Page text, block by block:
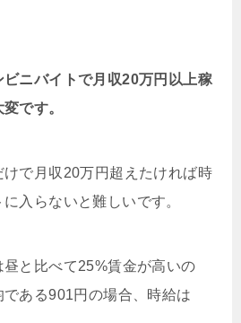
ニバイトで月収20万円以上稼
です。
けで月収20万円超えたければ時
入らないと難しいです。
と比べて25%賃金が高いの
ある901円の場合、時給は